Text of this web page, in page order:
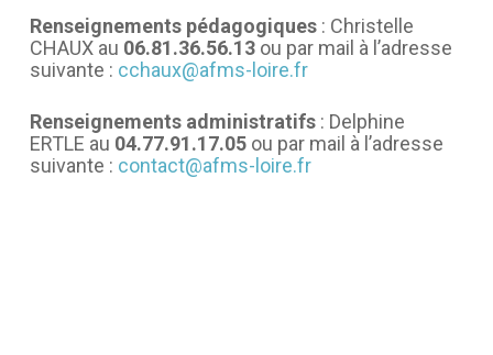
Renseignements pédagogiques: Christelle
CHAUX au 06.81.36.56.13ou par mail à l’adresse
suivante : cchaux@afms-loire.fr
Renseignements administratifs: Delphine
ERTLE au 04.77.91.17.05ou par mail à l’adresse
suivante : contact@afms-loire.fr